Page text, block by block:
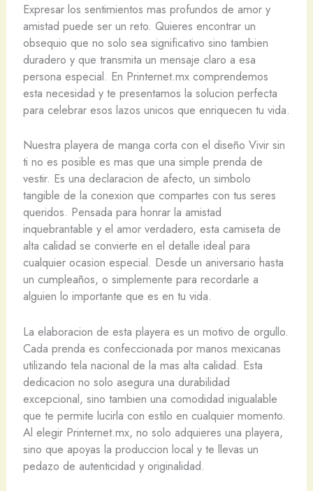
Expresar los sentimientos mas profundos de amor y
amistad puede ser un reto. Quieres encontrar un
obsequio que no solo sea significativo sino tambien
duradero y que transmita un mensaje claro a esa
persona especial. En Printernet.mx comprendemos
esta necesidad y te presentamos la solucion perfecta
para celebrar esos lazos unicos que enriquecen tu vida.
Nuestra playera de manga corta con el diseño Vivir sin
ti no es posible es mas que una simple prenda de
vestir. Es una declaracion de afecto, un simbolo
tangible de la conexion que compartes con tus seres
queridos. Pensada para honrar la amistad
inquebrantable y el amor verdadero, esta camiseta de
alta calidad se convierte en el detalle ideal para
cualquier ocasion especial. Desde un aniversario hasta
un cumpleaños, o simplemente para recordarle a
alguien lo importante que es en tu vida.
La elaboracion de esta playera es un motivo de orgullo.
Cada prenda es confeccionada por manos mexicanas
utilizando tela nacional de la mas alta calidad. Esta
dedicacion no solo asegura una durabilidad
excepcional, sino tambien una comodidad inigualable
que te permite lucirla con estilo en cualquier momento.
Al elegir Printernet.mx, no solo adquieres una playera,
sino que apoyas la produccion local y te llevas un
pedazo de autenticidad y originalidad.